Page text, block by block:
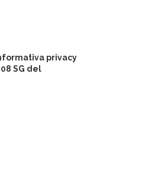
privacy
SG del